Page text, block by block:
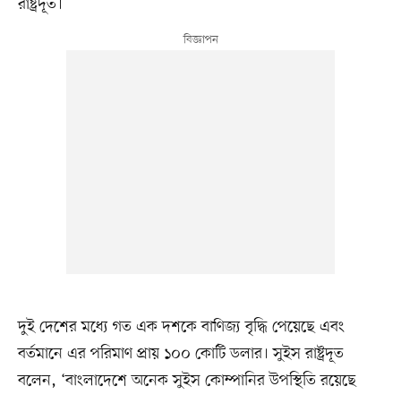
দুই দেশের মধ্যে গত এক দশকে বাণিজ্য বৃদ্ধি পেয়েছে এবং
বর্তমানে এর পরিমাণ প্রায় ১০০ কোটি ডলার। সুইস রাষ্ট্রদূত
বলেন, ‘বাংলাদেশে অনেক সুইস কোম্পানির উপস্থিতি রয়েছে